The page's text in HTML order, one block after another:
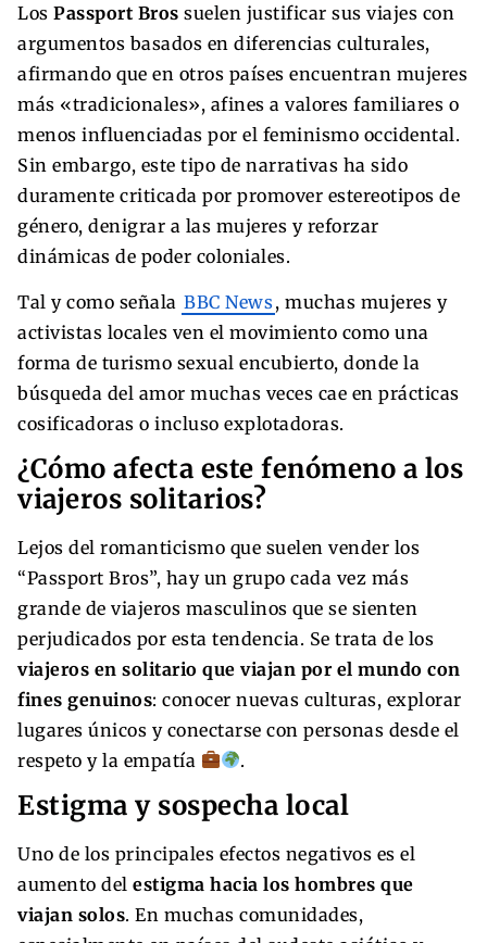
Los Passport Bros suelen justificar sus viajes con
argumentos basados en diferencias culturales,
afirmando que en otros países encuentran mujeres
más «tradicionales», afines a valores familiares o
menos influenciadas por el feminismo occidental.
Sin embargo, este tipo de narrativas ha sido
duramente criticada por promover estereotipos de
género, denigrar a las mujeres y reforzar
dinámicas de poder coloniales.
Tal y como señala BBC News, muchas mujeres y
activistas locales ven el movimiento como una
forma de turismo sexual encubierto, donde la
búsqueda del amor muchas veces cae en prácticas
cosificadoras o incluso explotadoras.
¿Cómo afecta este fenómeno a los
viajeros solitarios?
Lejos del romanticismo que suelen vender los
“Passport Bros”, hay un grupo cada vez más
grande de viajeros masculinos que se sienten
perjudicados por esta tendencia. Se trata de los
viajeros en solitario que viajan por el mundo con
fines genuinos: conocer nuevas culturas, explorar
lugares únicos y conectarse con personas desde el
respeto y la empatía
.
Estigma y sospecha local
Uno de los principales efectos negativos es el
aumento del estigma hacia los hombres que
viajan solos. En muchas comunidades,